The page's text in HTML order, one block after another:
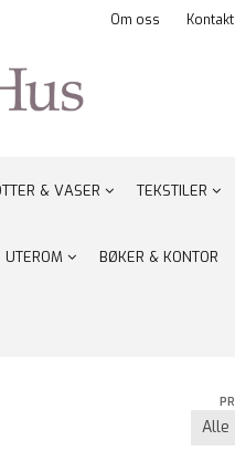
Om oss
& VASER TEKSTILER
UTEROM BØKER & KONTOR